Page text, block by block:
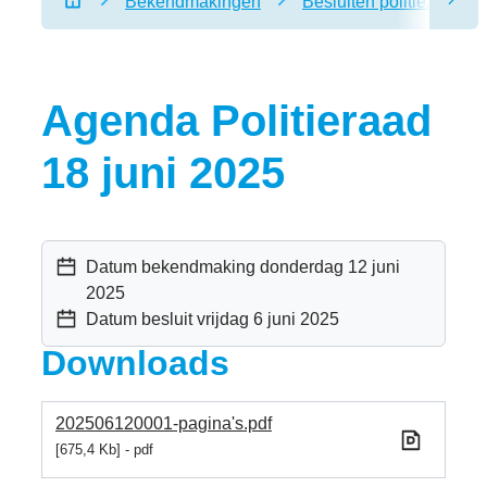
Startpagina
Agenda Politieraad
18 juni 2025
Datum bekendmaking donderdag 12 juni
2025
Datum besluitvrijdag 6 juni 2025
Downloads
202506120001-pagina's.pdf
675,4 Kb pdf